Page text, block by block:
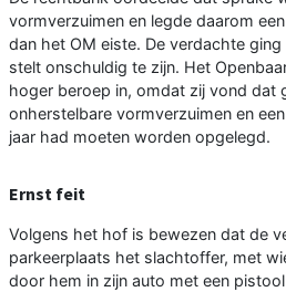
vormverzuimen en legde daarom
dan het OM eiste. De verdachte
stelt onschuldig te zijn. Het
hoger beroep in, omdat zij vond dat
onherstelbare vormverzuimen en
jaar had moeten worden opgelegd.
Ernst feit
Volgens het hof is bewezen dat de
parkeerplaats het slachtoffer, met
door hem in zijn auto met een